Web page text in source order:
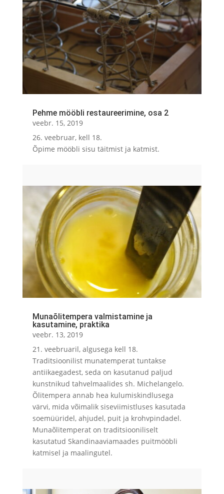
Pehme mööbli restaureerimine, osa 2
veebr. 15, 2019
26. veebruar, kell 18.
Õpime mööbli sisu täitmist ja katmist.
Munaõlitempera valmistamine ja
kasutamine, praktika
veebr. 13, 2019
21. veebruaril, algusega kell 18.
Traditsioonilist munatemperat tuntakse
antiikaegadest, seda on kasutanud paljud
kunstnikud tahvelmaalides sh. Michelangelo.
Õlitempera annab hea kulumiskindlusega
värvi, mida võimalik siseviimistluses kasutada
soemüüridel, ahjudel, puit ja krohvpindadel.
Munaõlitemperat on traditsiooniliselt
kasutatud Skandinaaviamaades puitmööbli
katmisel ja maalingutel.